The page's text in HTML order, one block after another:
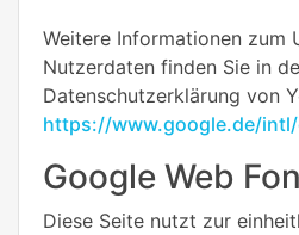
Weitere Informationen zum
Nutzerdaten finden Sie in
Datenschutzerklärung von
https://www.google.de/
Google Web
Diese Seite nutzt zur